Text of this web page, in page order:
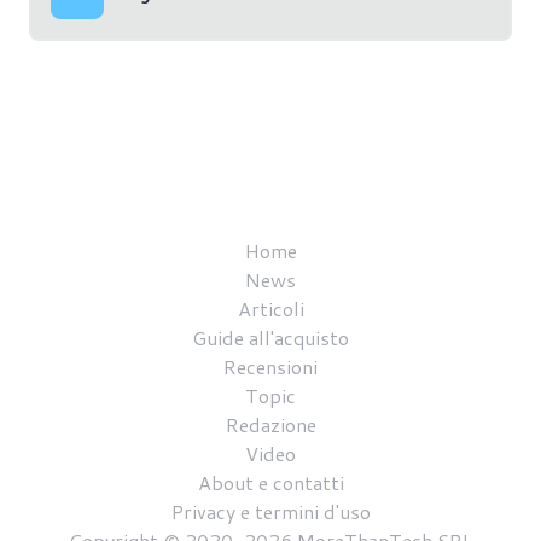
Home
News
Articoli
Guide all'acquisto
Recensioni
Topic
Redazione
Video
About e contatti
Privacy e termini d'uso